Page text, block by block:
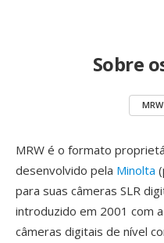
Sobre
MRW
MRW é o formato
desenvolvido pela Minolta
para suas câmeras SLR
introduzido em 2001 com
câmeras digitais de nível